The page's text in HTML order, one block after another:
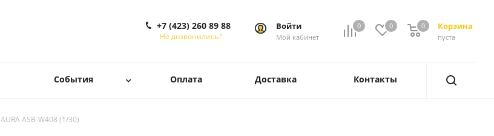
0 0 Корзина
0
пуста
0
Войти
Мой кабинет
+7 (423) 260 89 88
Не дозвонились?
События Оплата Доставка Контакты
AURA ASB-W408 (1/30)